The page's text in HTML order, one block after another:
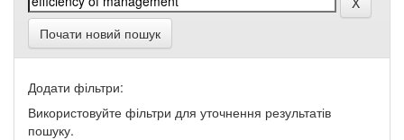
Почати новий пошук
Додати фільтри:
Використовуйте фільтри для уточнення результатів
пошуку.